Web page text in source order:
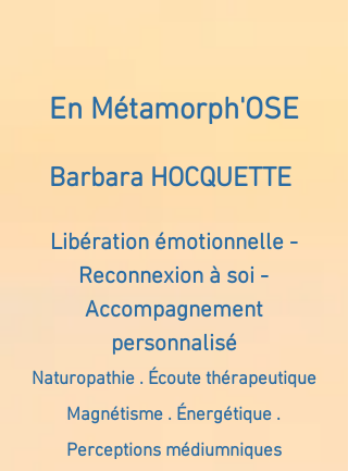
En Métamorph'OSE
Barbara HOCQUETTE
Libération émotionnelle -
Reconnexion à soi -
Accompagnement
personnalisé
Naturopathie . Écoute thérapeutique
Magnétisme . Énergétique .
Perceptions médiumniques